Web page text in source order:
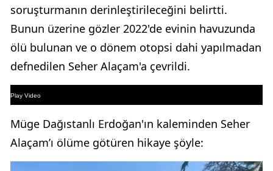
soruşturmanın derinleştirileceğini belirtti.
Bunun üzerine gözler 2022'de evinin havuzunda
ölü bulunan ve o dönem otopsi dahi yapılmadan
defnedilen Seher Alaçam'a çevrildi.
Play Video
Müge Dağıstanlı Erdoğan'ın kaleminden Seher
Alaçam’ı ölüme götüren hikaye şöyle: